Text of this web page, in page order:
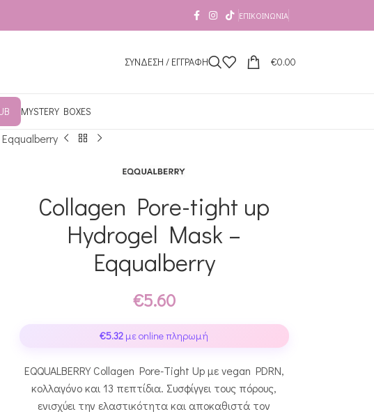
ΕΠΙΚΟΙΝΩΝΊΑ
ΣΥΝΔΕΣΗ / ΕΓΓΡΑΦΗ €0.00
MYSTERY BOXES
Collagen Pore-tight up
Hydrogel Mask –
Eqqualberry
€5.60
€5.32 με online πληρωμή
EQQUALBERRY Collagen Pore-Tight Up με vegan PDRN,
κολλαγόνο και 13 πεπτίδια. Συσφίγγει τους πόρους,
ενισχύει την ελαστικότητα και αποκαθιστά τον